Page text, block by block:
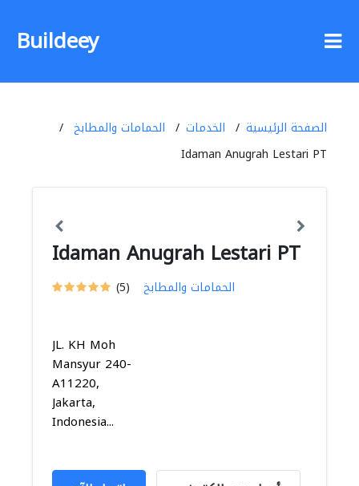
Buildeey
الصفحة الرئيسية الخدمات
الحمامات والمطابخ
Idaman Anugrah Lestari PT
Idaman Anugrah Lestari PT
(5) الحمامات والمطابخ
JL. KH Moh
Mansyur 240-
A11220,
Jakarta,
Indonesia...